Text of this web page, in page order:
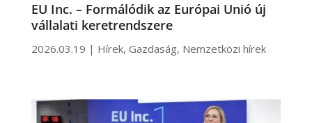
EU Inc. – Formálódik az Európai Unió új
vállalati keretrendszere
2026.03.19 | Hírek, Gazdaság, Nemzetközi hírek